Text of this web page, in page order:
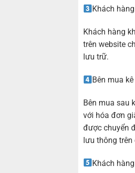
Khách
Khách hàng
trên website
lưu trữ.
Bên mua
Bên mua sau
với hóa đơn
được chuyển
lưu thông
Khách